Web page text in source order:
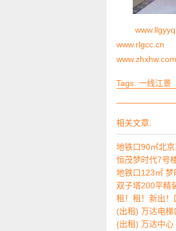
www.rlgcc.cn
Tags:一线江景
相关文章:
地铁口90㎡北
恒茂梦时代7号
地铁口123㎡
双子塔200平精
租！租！新出
(出租) 万达电
(出租) 万达中